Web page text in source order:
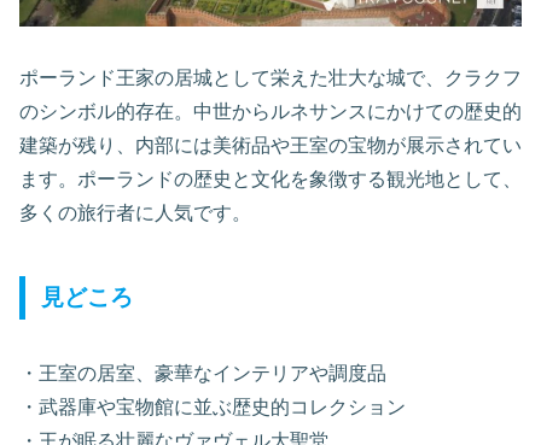
ポーランド王家の居城として栄えた壮大な城で、クラクフ
のシンボル的存在。中世からルネサンスにかけての歴史的
建築が残り、内部には美術品や王室の宝物が展示されてい
ます。ポーランドの歴史と文化を象徴する観光地として、
多くの旅行者に人気です。
見どころ
・王室の居室、豪華なインテリアや調度品
・武器庫や宝物館に並ぶ歴史的コレクション
・王が眠る壮麗なヴァヴェル大聖堂